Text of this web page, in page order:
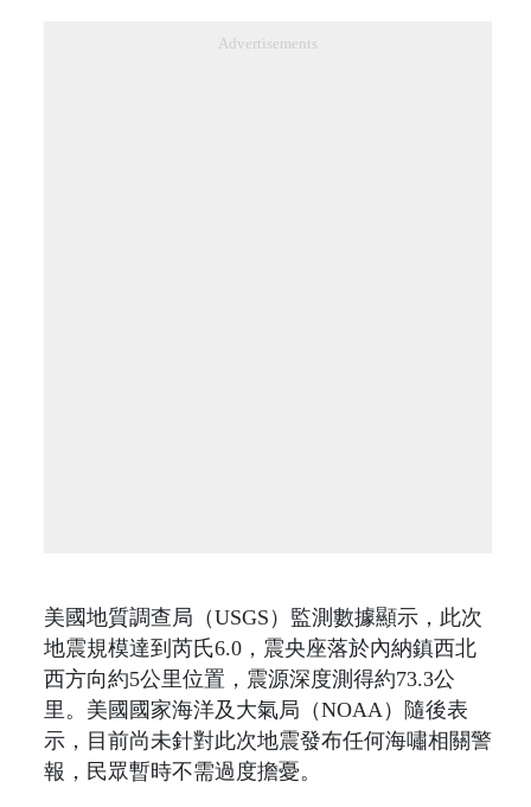
Advertisements
美國地質調查局（USGS）監測數據顯示，此次
地震規模達到芮氏6.0，震央座落於內納鎮西北
西方向約5公里位置，震源深度測得約73.3公
里。美國國家海洋及大氣局（NOAA）隨後表
示，目前尚未針對此次地震發布任何海嘯相關警
報，民眾暫時不需過度擔憂。